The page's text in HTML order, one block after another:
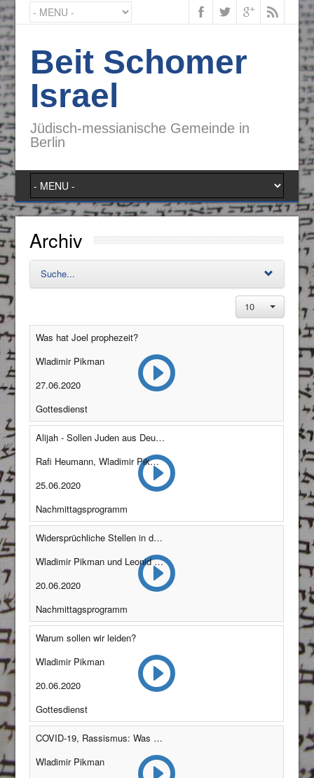
Beit Schomer
Israel
Jüdisch-messianische Gemeinde in
Berlin
Archiv
Suche...
10
Was hat Joel prophezeit?
Wladimir Pikman
27.06.2020
Gottesdienst
Alijah - Sollen Juden aus Deutschland nach Israel auswandern?
Rafi Heumann, Wladimir Pikman, Lianne Wall-Krizky und Winfried Rudloff
25.06.2020
Nachmittagsprogramm
Widersprüchliche Stellen in der Schrift
Wladimir Pikman und Leonid Kruter
20.06.2020
Nachmittagsprogramm
Warum sollen wir leiden?
Wladimir Pikman
20.06.2020
Gottesdienst
COVID-19, Rassismus: Was würde Jeschua machen?
Wladimir Pikman